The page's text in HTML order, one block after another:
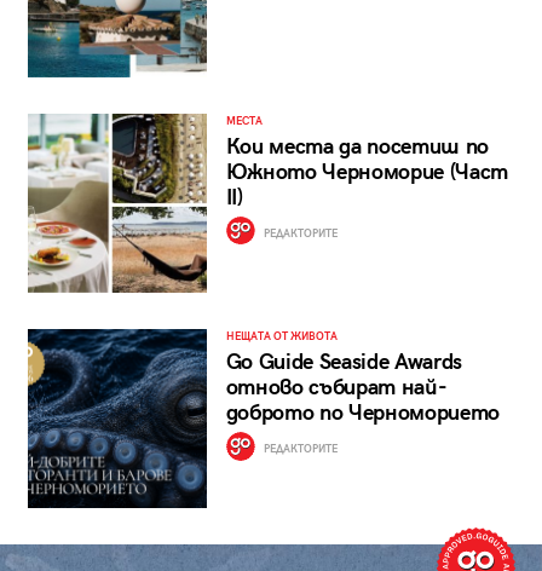
МЕСТА
Кои места да посетиш по
Южното Черноморие (Част
II)
РЕДАКТОРИТЕ
НЕЩАТА ОТ ЖИВОТА
Go Guide Seaside Awards
отново събират най-
доброто по Черноморието
РЕДАКТОРИТЕ